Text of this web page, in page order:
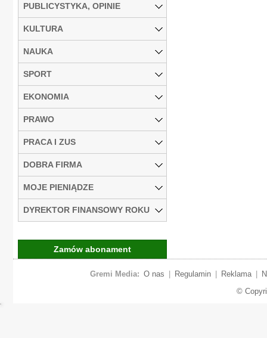
PUBLICYSTYKA, OPINIE
KULTURA
NAUKA
SPORT
EKONOMIA
PRAWO
PRACA I ZUS
DOBRA FIRMA
MOJE PIENIĄDZE
DYREKTOR FINANSOWY ROKU
Zamów abonament
Gremi Media: O nas Regulamin Reklama
©